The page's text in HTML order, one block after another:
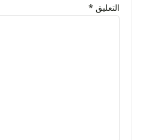
التعليق *